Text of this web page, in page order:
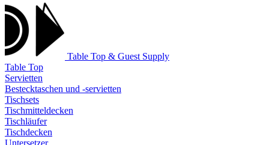
Table Top & Guest Supply
Table Top
Servietten
Bestecktaschen und -servietten
Tischsets
Tischmitteldecken
Tischläufer
Tischdecken